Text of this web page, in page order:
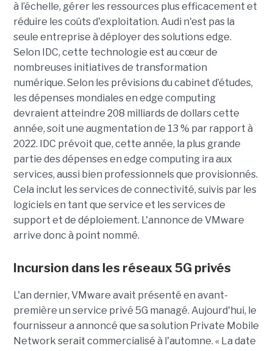
à l’échelle, gérer les ressources plus efficacement et
réduire les coûts d'exploitation. Audi n'est pas la
seule entreprise à déployer des solutions edge.
Selon IDC, cette technologie est au cœur de
nombreuses initiatives de transformation
numérique. Selon les prévisions du cabinet d’études,
les dépenses mondiales en edge computing
devraient atteindre 208 milliards de dollars cette
année, soit une augmentation de 13 % par rapport à
2022. IDC prévoit que, cette année, la plus grande
partie des dépenses en edge computing ira aux
services, aussi bien professionnels que provisionnés.
Cela inclut les services de connectivité, suivis par les
logiciels en tant que service et les services de
support et de déploiement. L'annonce de VMware
arrive donc à point nommé.
Incursion dans les réseaux 5G privés
L'an dernier, VMware avait présenté en avant-
première un service privé 5G managé. Aujourd'hui, le
fournisseur a annoncé que sa solution Private Mobile
Network serait commercialisé à l'automne. « La date